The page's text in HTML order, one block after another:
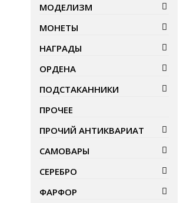
МОДЕЛИЗМ
МОНЕТЫ
НАГРАДЫ
ОРДЕНА
ПОДСТАКАННИКИ
ПРОЧЕЕ
ПРОЧИЙ АНТИКВАРИАТ
САМОВАРЫ
СЕРЕБРО
ФАРФОР